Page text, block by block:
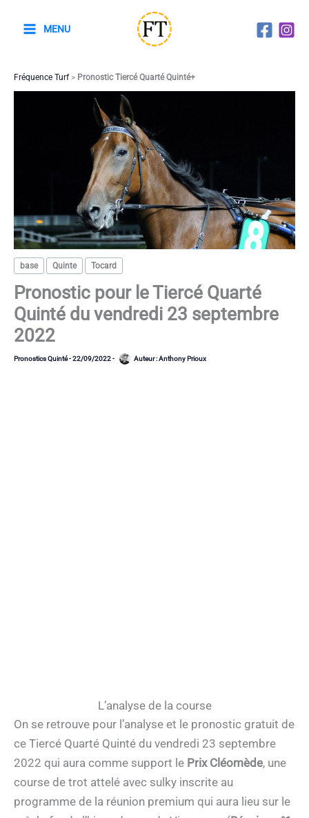
MENU
Fréquence Turf> Pronostic Tiercé Quarté Quinté+
base Quinte Tocard
Pronostic pour le Tiercé Quarté
Quinté du vendredi 23 septembre
2022
Pronostics Quinté-22/09/2022- Auteur :Anthony Prioux
L’analyse de la course
On se retrouve pour l’analyse et le pronostic gratuit de
ce Tiercé Quarté Quinté du vendredi 23 septembre
2022 qui aura comme support le Prix Cléomède, une
course de trot attelé avec sulky inscrite au
programme de la réunion premium qui aura lieu sur le